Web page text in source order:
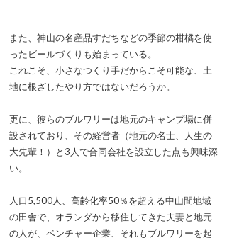
また、神山の名産品すだちなどの季節の柑橘を使
ったビールづくりも始まっている。
これこそ、小さなつくり手だからこそ可能な、土
地に根ざしたやり方ではないだろうか。
更に、彼らのブルワリーは地元のキャンプ場に併
設されており、その経営者（地元の名士、人生の
大先輩！）と3人で合同会社を設立した点も興味深
い。
人口5,500人、高齢化率50％を超える中山間地域
の田舎で、オランダから移住してきた夫妻と地元
の人が、ベンチャー企業、それもブルワリーを起